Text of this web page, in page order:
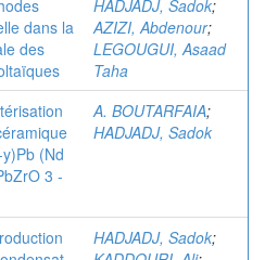
dans la
des
HADJADJ, Sadok;
AZIZI, Abdenour;
LEGOUGUI, Asaad
Taha
(Nd
3 -
A. BOUTARFAIA;
HADJADJ, Sadok
HADJADJ, Sadok;